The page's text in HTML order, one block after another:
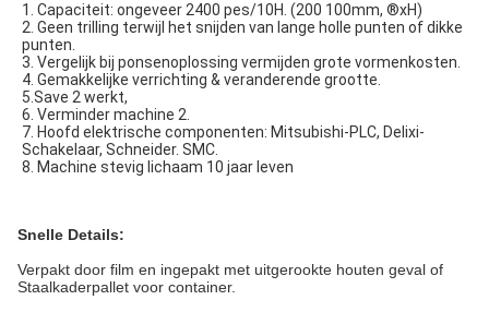
1. Capaciteit: ongeveer 2400 pes/10H. (200 100mm, ®xH)
2. Geen trilling terwijl het snijden van lange holle punten of dikke
punten.
3. Vergelijk bij ponsenoplossing vermijden grote vormenkosten.
4. Gemakkelijke verrichting & veranderende grootte.
5.Save 2 werkt,
6. Verminder machine 2.
7. Hoofd elektrische componenten: Mitsubishi-PLC, Delixi-
Schakelaar, Schneider. SMC.
8. Machine stevig lichaam 10 jaar leven
Snelle Details:
Verpakt door film en ingepakt met uitgerookte houten geval of
Staalkaderpallet voor container.